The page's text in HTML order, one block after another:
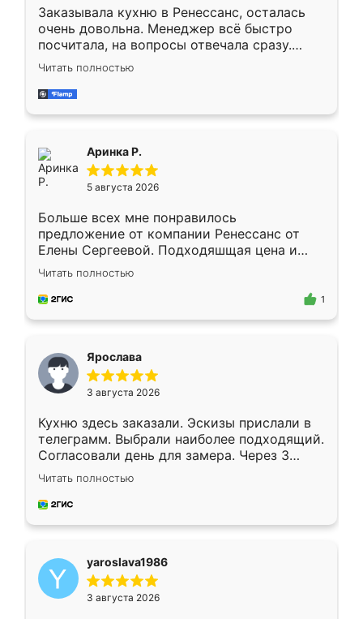
Заказывала кухню в Ренессанс, осталась
очень довольна. Менеджер всё быстро
посчитала, на вопросы отвечала сразу.
Замерщик приехал в субботу, подошёл к
делу со всей ответственностью. Собрали
за день, ребята работали аккуратно, даже
Читать полностью
Аринка Р.
5 августа 2026
Больше всех мне понравилось
предложение от компании Ренессанс от
Елены Сергеевой. Подходяшщая цена и
короткие сроки изготовления. Приехавший
для замера сотрудник Владислав
предложил по моему эскизу самый
Читать полностью
1
Ярослава
3 августа 2026
Кухню здесь заказали. Эскизы прислали в
телеграмм. Выбрали наиболее подходящий.
Согласовали день для замера. Через 3
недели кухня была уже готова. Остались
довольны работой. Спасибо Ренессанс
мебель за качественную работу!
Читать полностью
yaroslava1986
3 августа 2026